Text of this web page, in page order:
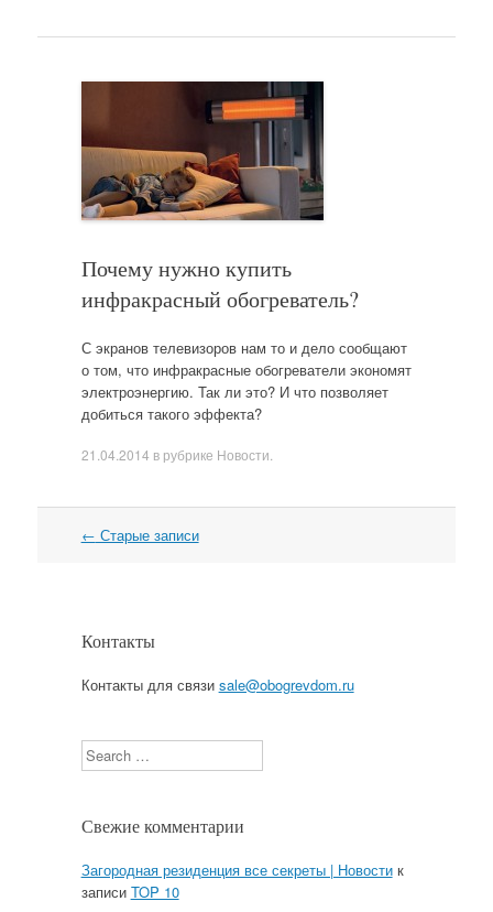
Почему нужно купить
инфракрасный обогреватель?
С экранов телевизоров нам то и дело сообщают
о том, что инфракрасные обогреватели экономят
электроэнергию. Так ли это? И что позволяет
добиться такого эффекта?
21.04.2014 в рубрике Новости
Навигация
← Старые записи
Контакты
Контакты для связи sale@obogrevdom.ru
Search
Свежие комментарии
Загородная резиденция все секреты | Новостик
записи TOP 10